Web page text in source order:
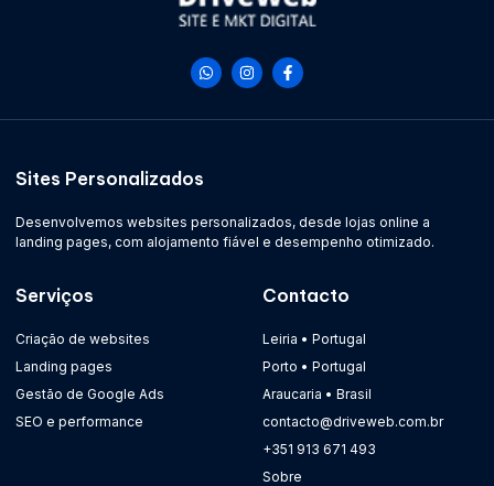
Sites Personalizados
Desenvolvemos websites personalizados, desde lojas online a
landing pages, com alojamento fiável e desempenho otimizado.
Serviços
Criação de websites
Landing pages
Gestão de Google Ads
SEO e performance
Contacto
Leiria • Portugal
Porto • Portugal
Araucaria • Brasil
contacto@driveweb.com.br
+351 913 671 493
Sobre